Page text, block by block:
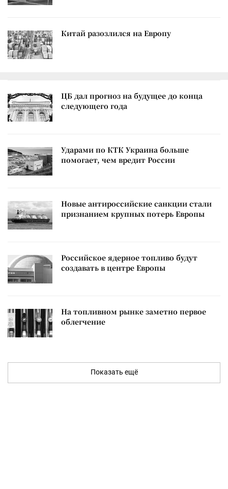
Китай разозлился на Европу
ЦБ дал прогноз на будущее до конца
следующего года
Ударами по КТК Украина больше
помогает, чем вредит России
Новые антироссийские санкции стали
признанием крупных потерь Европы
Российское ядерное топливо будут
создавать в центре Европы
На топливном рынке заметно первое
облегчение
Показать ещё